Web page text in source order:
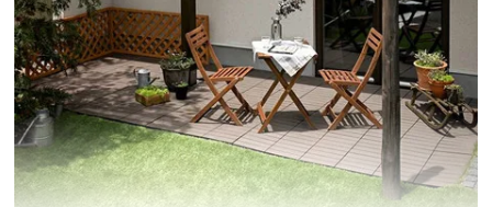
ネ
ー
ト
か
ら
探
す